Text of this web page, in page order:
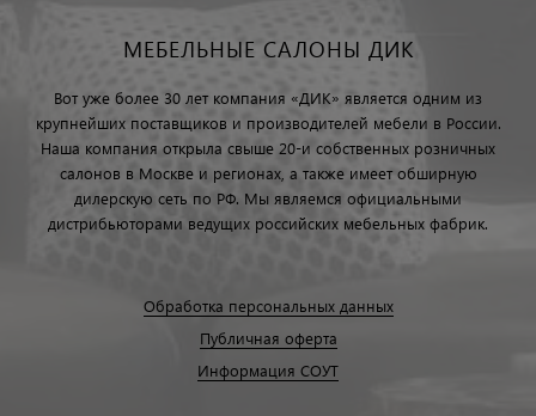
МЕБЕЛЬНЫЕ САЛОНЫ ДИК
Вот уже более 30 лет компания «ДИК» является одним из
крупнейших поставщиков и производителей мебели в России.
Наша компания открыла свыше 20-и собственных розничных
салонов в Москве и регионах, а также имеет обширную
дилерскую сеть по РФ. Мы являемся официальными
дистрибьюторами ведущих российских мебельных фабрик.
Обработка персональных данных
Публичная оферта
Информация СОУТ